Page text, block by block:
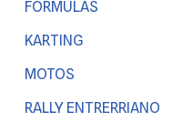
FORMULAS
KARTING
MOTOS
RALLY ENTRERRIANO